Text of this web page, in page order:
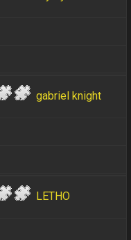
gabriel knight
LETHO